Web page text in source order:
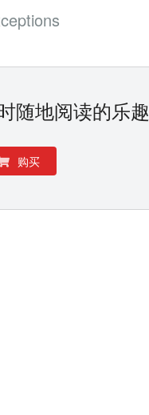
随地阅读的乐趣
购买